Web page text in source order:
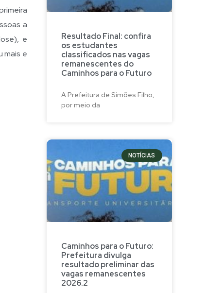
a
e
mais e
Resultado Final: confira
os estudantes
classificados nas vagas
remanescentes do
Caminhos para o Futuro
A Prefeitura de Simões Filho,
por meio da
NOTÍCIAS
Caminhos para o Futuro:
Prefeitura divulga
resultado preliminar das
vagas remanescentes
2026.2